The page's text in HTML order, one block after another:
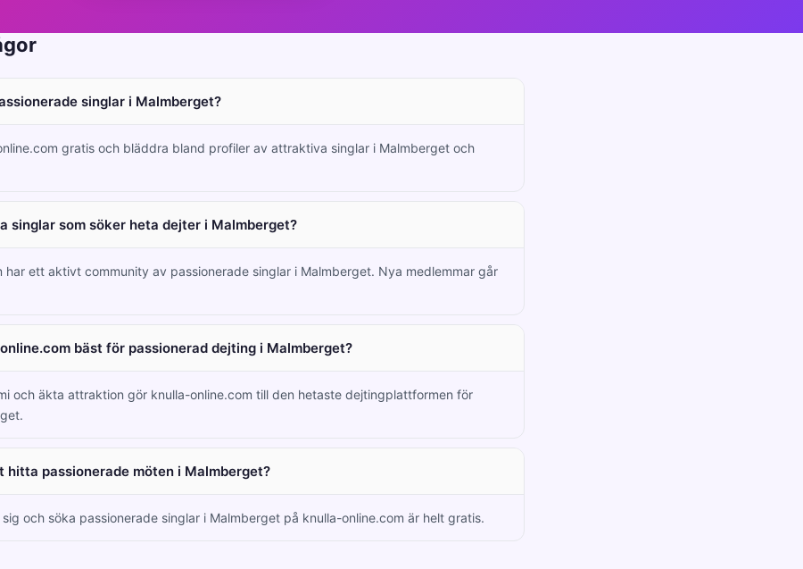
singlar i Malmberget?
gratis och bläddra bland profiler av attraktiva singlar i Malmberget och
singlar som söker heta dejter i Malmberget?
har ett aktivt community av passionerade singlar i Malmberget. Nya medlemmar går
bäst för passionerad dejting i Malmberget?
och äkta attraktion gör knulla-online.com till den hetaste dejtingplattformen för
hitta passionerade möten i Malmberget?
och söka passionerade singlar i Malmberget på knulla-online.com är helt gratis.